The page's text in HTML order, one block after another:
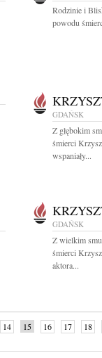
Rodzinie i
powodu
GDAŃSK
Z głębokim
śmierci
wspaniały...
GDAŃSK
Z wielkim
śmierci
aktora...
14 15 16 17
18